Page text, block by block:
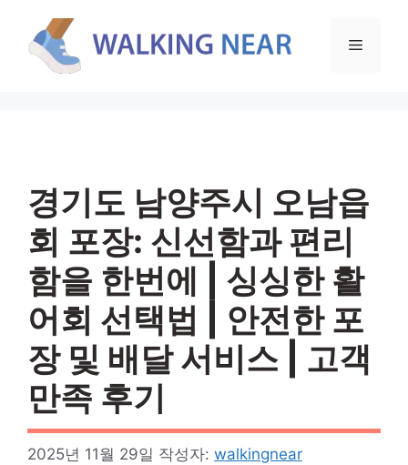
메
경기도 남양주시 오남읍
회 포장: 신선함과 편리
함을 한번에 | 싱싱한 활
어회 선택법 | 안전한 포
장 및 배달 서비스 | 고객
만족 후기
2025년 11월 29일 작성자: walkingnear